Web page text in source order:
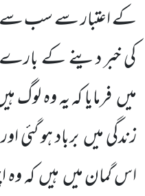
کے اعتبار سے سب سے
کی خبر دینے کے
میں فرمایا کہ یہ وہ
زندگی میں برباد ہو گئی
اس گمان میں ہیں کہ وہ